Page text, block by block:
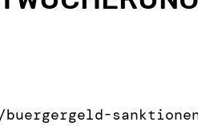
buergergeld-